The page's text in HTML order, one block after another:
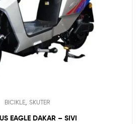
BICIKLE, SKUTER
EAGLE DAKAR – SIVI